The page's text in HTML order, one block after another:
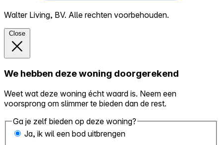
Walter Living, BV. Alle rechten voorbehouden.
Close
We hebben deze woning doorgerekend
Weet wat deze woning écht waard is. Neem een
voorsprong om slimmer te bieden dan de rest.
Ga je zelf bieden op deze woning?
Ja, ik wil een bod uitbrengen